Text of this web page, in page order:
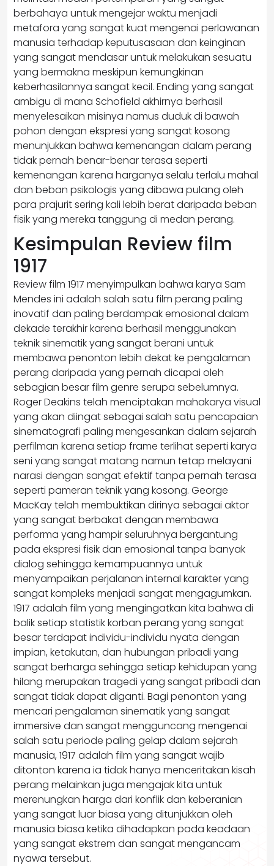
berbahaya untuk mengejar waktu menjadi
metafora yang sangat kuat mengenai perlawanan
manusia terhadap keputusasaan dan keinginan
yang sangat mendasar untuk melakukan sesuatu
yang bermakna meskipun kemungkinan
keberhasilannya sangat kecil. Ending yang sangat
ambigu di mana Schofield akhirnya berhasil
menyelesaikan misinya namus duduk di bawah
pohon dengan ekspresi yang sangat kosong
menunjukkan bahwa kemenangan dalam perang
tidak pernah benar-benar terasa seperti
kemenangan karena harganya selalu terlalu mahal
dan beban psikologis yang dibawa pulang oleh
para prajurit sering kali lebih berat daripada beban
fisik yang mereka tanggung di medan perang.
Kesimpulan Review film
1917
Review film 1917 menyimpulkan bahwa karya Sam
Mendes ini adalah salah satu film perang paling
inovatif dan paling berdampak emosional dalam
dekade terakhir karena berhasil menggunakan
teknik sinematik yang sangat berani untuk
membawa penonton lebih dekat ke pengalaman
perang daripada yang pernah dicapai oleh
sebagian besar film genre serupa sebelumnya.
Roger Deakins telah menciptakan mahakarya visual
yang akan diingat sebagai salah satu pencapaian
sinematografi paling mengesankan dalam sejarah
perfilman karena setiap frame terlihat seperti karya
seni yang sangat matang namun tetap melayani
narasi dengan sangat efektif tanpa pernah terasa
seperti pameran teknik yang kosong. George
MacKay telah membuktikan dirinya sebagai aktor
yang sangat berbakat dengan membawa
performa yang hampir seluruhnya bergantung
pada ekspresi fisik dan emosional tanpa banyak
dialog sehingga kemampuannya untuk
menyampaikan perjalanan internal karakter yang
sangat kompleks menjadi sangat mengagumkan.
1917 adalah film yang mengingatkan kita bahwa di
balik setiap statistik korban perang yang sangat
besar terdapat individu-individu nyata dengan
impian, ketakutan, dan hubungan pribadi yang
sangat berharga sehingga setiap kehidupan yang
hilang merupakan tragedi yang sangat pribadi dan
sangat tidak dapat diganti. Bagi penonton yang
mencari pengalaman sinematik yang sangat
immersive dan sangat mengguncang mengenai
salah satu periode paling gelap dalam sejarah
manusia, 1917 adalah film yang sangat wajib
ditonton karena ia tidak hanya menceritakan kisah
perang melainkan juga mengajak kita untuk
merenungkan harga dari konflik dan keberanian
yang sangat luar biasa yang ditunjukkan oleh
manusia biasa ketika dihadapkan pada keadaan
yang sangat ekstrem dan sangat mengancam
nyawa tersebut.